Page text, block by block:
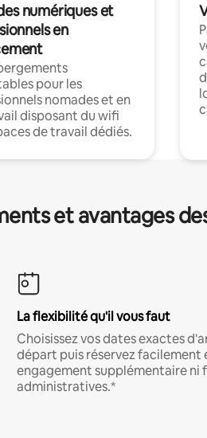
numériques et
en
pour les
nomades et en
disposant du wifi
de travail dédiés.
et avantages
La flexibilité qu'il vous faut
Choisissez vos dates exactes
départ puis réservez facilement
engagement supplémentaire ni
administratives.*